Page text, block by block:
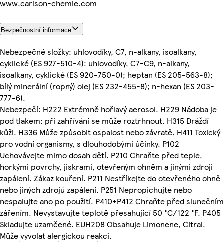
www.carlson-chemie.com
Bezpečnostní informace
Nebezpečné složky: uhlovodíky, C7, n-alkany, isoalkany,
cyklické (ES 927-510-4); uhlovodíky, C7-C9, n-alkany,
isoalkany, cyklické (ES 920-750-0); heptan (ES 205-563-8);
bílý minerální (ropný) olej (ES 232-455-8); n-hexan (ES 203-
777-6).
Nebezpečí: H222 Extrémně hořlavý aerosol. H229 Nádoba je
pod tlakem: při zahřívání se může roztrhnout. H315 Dráždí
kůži. H336 Může způsobit ospalost nebo závratě. H411 Toxický
pro vodní organismy, s dlouhodobými účinky. P102
Uchovávejte mimo dosah dětí. P210 Chraňte před teple,
horkými povrchy, jiskrami, otevřeným ohněm a jinými zdroji
zapálení. Zákaz kouření. P211 Nestříkejte do otevřeného ohně
nebo jiných zdrojů zapálení. P251 Nepropichujte nebo
nespalujte ano po použití. P410+P412 Chraňte před slunečním
zářením. Nevystavujte teplotě přesahující 50 °C/122 °F. P405
Skladujte uzamčené. EUH208 Obsahuje Limonene, Citral.
Může vyvolat alergickou reakci.